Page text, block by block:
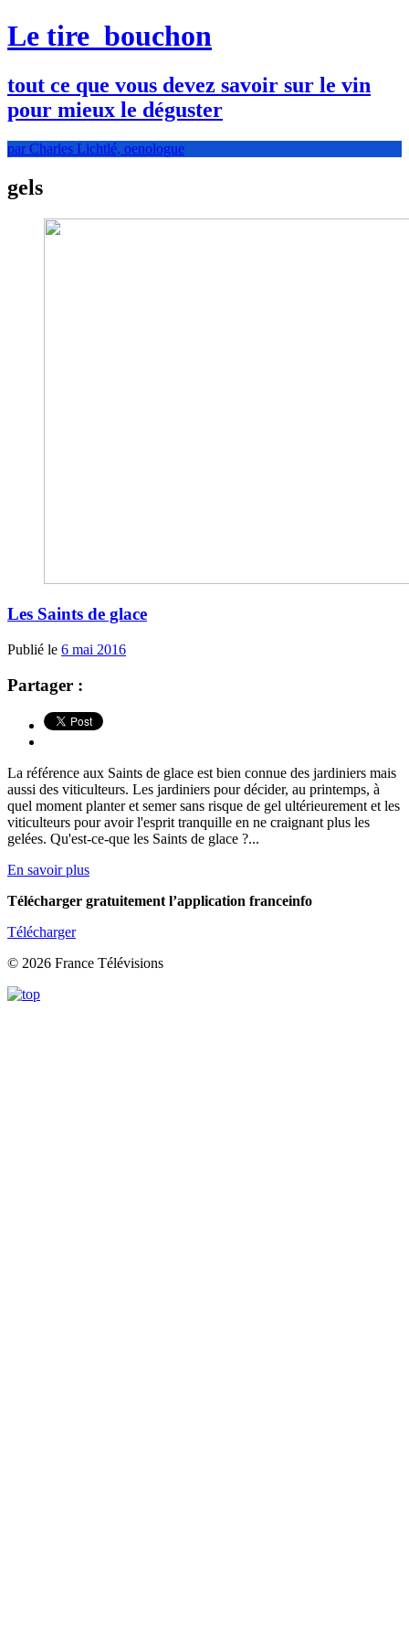
Le tire bouchon
tout ce que vous devez savoir sur le vin
pour mieux le déguster
par Charles Lichtlé, oenologue
gels
Les Saints de glace
Publié le 6 mai 2016
Partager :
La référence aux Saints de glace est bien connue des jardiniers mais
aussi des viticulteurs. Les jardiniers pour décider, au printemps, à
quel moment planter et semer sans risque de gel ultérieurement et les
viticulteurs pour avoir l'esprit tranquille en ne craignant plus les
gelées. Qu'est-ce-que les Saints de glace ?...
En savoir plus
Télécharger gratuitement l’application franceinfo
Télécharger
© 2026 France Télévisions